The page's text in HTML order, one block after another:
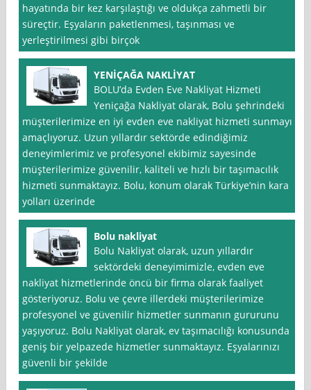
hayatında bir kez karşılaştığı ve oldukça zahmetli bir
süreçtir. Eşyaların paketlenmesi, taşınması ve
yerleştirilmesi gibi birçok
YENİÇAĞA NAKLİYAT
BOLU’da Evden Eve Nakliyat Hizmeti
Yeniçağa Nakliyat olarak, Bolu şehrindeki
müşterilerimize en iyi evden eve nakliyat hizmeti sunmayı
amaçlıyoruz. Uzun yıllardır sektörde edindiğimiz
deneyimlerimiz ve profesyonel ekibimiz sayesinde
müşterilerimize güvenilir, kaliteli ve hızlı bir taşımacılık
hizmeti sunmaktayız. Bolu, konum olarak Türkiye’nin kara
yolları üzerinde
Bolu nakliyat
Bolu Nakliyat olarak, uzun yıllardır
sektördeki deneyimimizle, evden eve
nakliyat hizmetlerinde öncü bir firma olarak faaliyet
gösteriyoruz. Bolu ve çevre illerdeki müşterilerimize
profesyonel ve güvenilir hizmetler sunmanın gururunu
yaşıyoruz. Bolu Nakliyat olarak, ev taşımacılığı konusunda
geniş bir yelpazede hizmetler sunmaktayız. Eşyalarınızı
güvenli bir şekilde